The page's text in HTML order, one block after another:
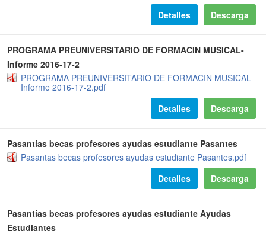
Descarga
Detalles
PROGRAMA PREUNIVERSITARIO DE FORMACIN MUSICAL-
Informe 2016-17-2
PROGRAMA PREUNIVERSITARIO DE FORMACIN MUSICAL-
Informe 2016-17-2.pdf
Descarga
Detalles
Pasantías becas profesores ayudas estudiante Pasantes
Pasantas becas profesores ayudas estudiante Pasantes.pdf
Descarga
Detalles
Pasantías becas profesores ayudas estudiante Ayudas
Estudiantes